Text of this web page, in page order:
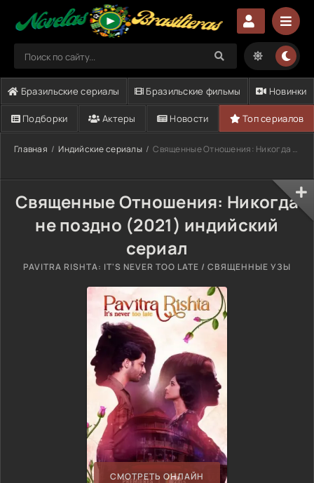
Бразильские сериалы Бразильские фильмы Новинки
Подборки Актеры Новости Топ сериалов
Главная Индийские сериалы Священные Отношения: Никогда не поздно (2021)
Священные Отношения: Никогда
не поздно (2021) индийский
сериал
PAVITRA RISHTA: IT'S NEVER TOO LATE / СВЯЩЕННЫЕ УЗЫ
СМОТРЕТЬ ОНЛАЙН